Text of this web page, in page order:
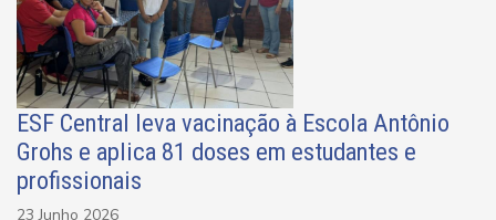
ESF Central leva vacinação à Escola Antônio
Grohs e aplica 81 doses em estudantes e
profissionais
23 Junho 2026